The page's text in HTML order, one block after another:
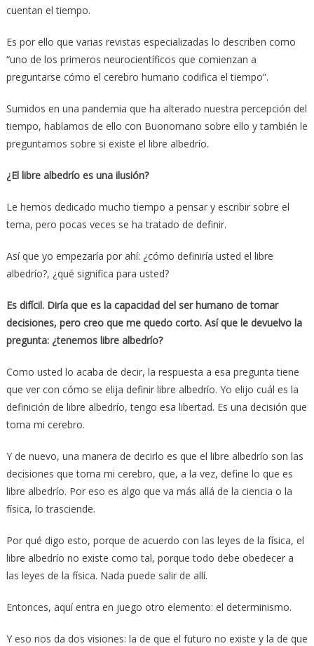
cuentan el tiempo.
Es por ello que varias revistas especializadas lo describen como
“uno de los primeros neurocientíficos que comienzan a
preguntarse cómo el cerebro humano codifica el tiempo”.
Sumidos en una pandemia que ha alterado nuestra percepción del
tiempo, hablamos de ello con Buonomano sobre ello y también le
preguntamos sobre si existe el libre albedrío.
¿El libre albedrío es una ilusión?
Le hemos dedicado mucho tiempo a pensar y escribir sobre el
tema, pero pocas veces se ha tratado de definir.
Así que yo empezaría por ahí: ¿cómo definiría usted el libre
albedrío?, ¿qué significa para usted?
Es difícil. Diría que es la capacidad del ser humano de tomar
decisiones, pero creo que me quedo corto. Así que le devuelvo la
pregunta: ¿tenemos libre albedrío?
Como usted lo acaba de decir, la respuesta a esa pregunta tiene
que ver con cómo se elija definir libre albedrío. Yo elijo cuál es la
definición de libre albedrío, tengo esa libertad. Es una decisión que
toma mi cerebro.
Y de nuevo, una manera de decirlo es que el libre albedrío son las
decisiones que toma mi cerebro, que, a la vez, define lo que es
libre albedrío. Por eso es algo que va más allá de la ciencia o la
física, lo trasciende.
Por qué digo esto, porque de acuerdo con las leyes de la física, el
libre albedrío no existe como tal, porque todo debe obedecer a
las leyes de la física. Nada puede salir de allí.
Entonces, aquí entra en juego otro elemento: el determinismo.
Y eso nos da dos visiones: la de que el futuro no existe y la de que